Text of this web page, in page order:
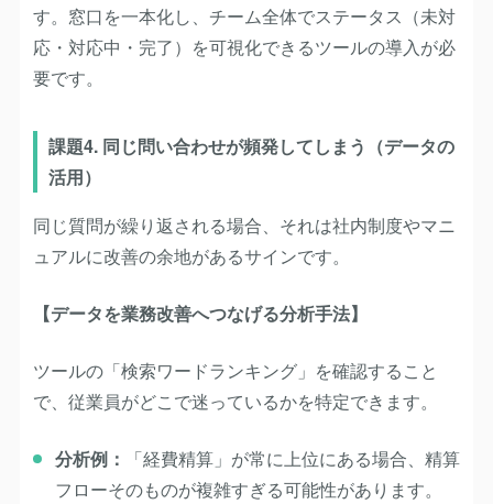
す。窓口を一本化し、チーム全体でステータス（未対
応・対応中・完了）を可視化できるツールの導入が必
要です。
課題4. 同じ問い合わせが頻発してしまう（データの
活用）
同じ質問が繰り返される場合、それは社内制度やマニ
ュアルに改善の余地があるサインです。
【データを業務改善へつなげる分析手法】
ツールの「検索ワードランキング」を確認すること
で、従業員がどこで迷っているかを特定できます。
分析例：
「経費精算」が常に上位にある場合、精算
フローそのものが複雑すぎる可能性があります。